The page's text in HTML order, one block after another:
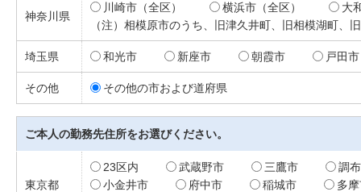
神奈川県
川崎市（全区） 横浜市（全区）
大
（注）相模原市のうち、旧津久井町、旧相模湖町、
埼玉県 和光市 新座市 朝霞市 戸田市
その他 その他の市および道府県
ご本人の勤務先住所をお選びください。
東京都
23区内 武蔵野市 三鷹市
調
小金井市
府中市 稲城市
多